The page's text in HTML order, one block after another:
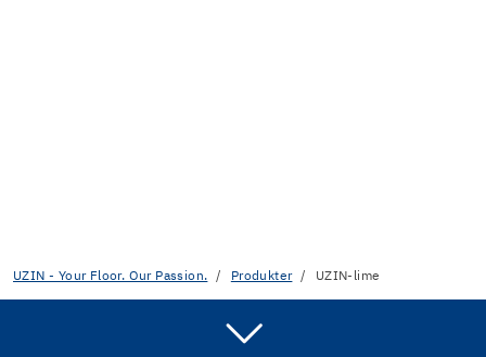
UZIN - Your Floor. Our Passion. Produkter UZIN-lime